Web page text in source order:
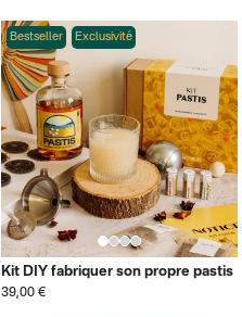
Bestseller Exclusivité
Kit DIY fabriquer son propre pastis
39,00 €